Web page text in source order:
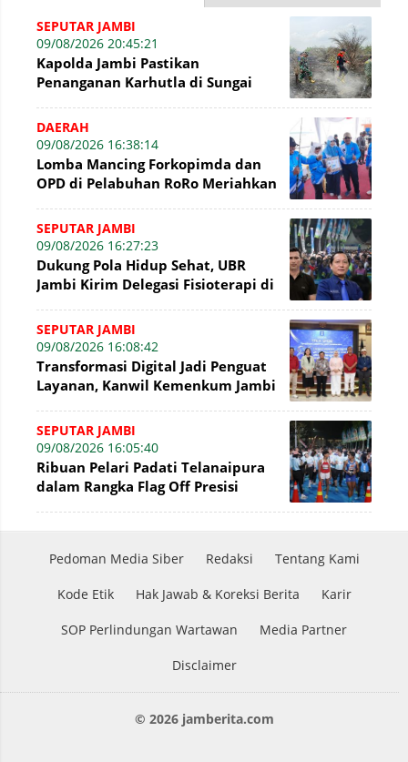
SEPUTAR JAMBI
09/08/2026 20:45:21
Kapolda Jambi Pastikan
Penanganan Karhutla di Sungai
DAERAH
09/08/2026 16:38:14
Lomba Mancing Forkopimda dan
OPD di Pelabuhan RoRo Meriahkan
Barat
SEPUTAR JAMBI
09/08/2026 16:27:23
Dukung Pola Hidup Sehat, UBR
Jambi Kirim Delegasi Fisioterapi di
SEPUTAR JAMBI
09/08/2026 16:08:42
Transformasi Digital Jadi Penguat
Layanan, Kanwil Kemenkum Jambi
SEPUTAR JAMBI
09/08/2026 16:05:40
Ribuan Pelari Padati Telanaipura
dalam Rangka Flag Off Presisi
Pedoman Media Siber Redaksi Tentang Kami
Kode Etik Hak Jawab & Koreksi Berita Karir
SOP Perlindungan Wartawan Media Partner
Disclaimer
© 2026 jamberita.com